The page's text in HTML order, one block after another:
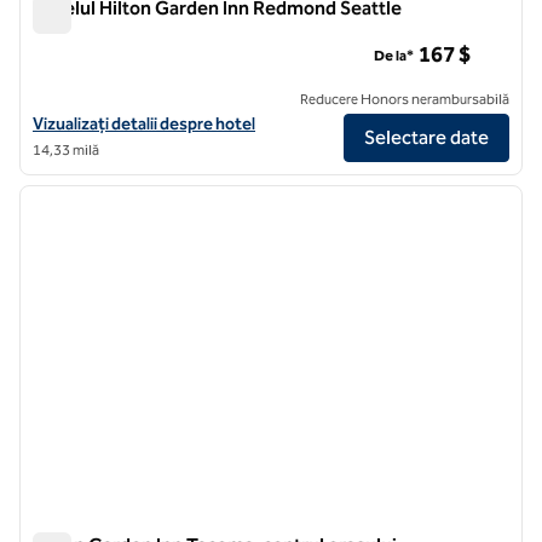
Hotelul Hilton Garden Inn Redmond Seattle
Vizualizați detaliile hotelului Hilton Garden Inn Redmond Seattle
Vizualizați detalii despre hotel
14,33 milă
De la* 167 $
Reducere Honors nerambursabilă
Selectare date
1/12
1 din 12